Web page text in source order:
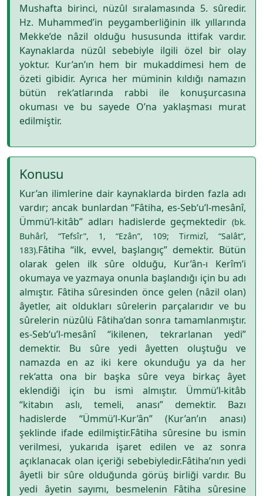
Mushafta birinci, nüzûl sıralamasında 5. sûredir.
Hz. Muhammed’in peygamberliğinin ilk yıllarında
Mekke’de nâzil olduğu hususunda ittifak vardır.
Kaynaklarda nüzûl sebebiyle ilgili özel bir olay
yoktur. Kur’an’ın hem bir mukaddimesi hem de
özeti gibidir. Ayrıca her müminin kıldığı namazın
bütün rek‘atlarında rabbi ile konuşurcasına
okuması ve bu sayede O’na yaklaşması murat
edilmiştir.
Konusu
Kur’an ilimlerine dair kaynaklarda birden fazla adı
vardır; ancak bunlardan “Fâtiha, es-Seb‘u’l-mesânî,
Ümmü’l-kitâb” adları hadislerde geçmektedir (bk.
Buhârî, “Tefsîr”, 1, “Ezân”, 109; Tirmizî, “Salât”,
183).Fâtiha “ilk, evvel, başlangıç” demektir. Bütün
olarak gelen ilk sûre olduğu, Kur’ân-ı Kerîm’i
okumaya ve yazmaya onunla başlandığı için bu adı
almıştır. Fâtiha sûresinden önce gelen (nâzil olan)
âyetler, ait oldukları sûrelerin parçalarıdır ve bu
sûrelerin nüzûlü Fâtiha’dan sonra tamamlanmıştır.
es-Seb‘u’l-mesânî “ikilenen, tekrarlanan yedi”
demektir. Bu sûre yedi âyetten oluştuğu ve
namazda en az iki kere okunduğu ya da her
rek‘atta ona bir başka sûre veya birkaç âyet
eklendiği için bu ismi almıştır. Ümmü’l-kitâb
“kitabın aslı, temeli, anası” demektir. Bazı
hadislerde “Ümmü’l-Kur’ân” (Kur’an’ın anası)
şeklinde ifade edilmiştir.Fâtiha sûresine bu ismin
verilmesi, yukarıda işaret edilen ve az sonra
açıklanacak olan içeriği sebebiyledir.Fâtiha’nın yedi
âyetli bir sûre olduğunda görüş birliği vardır. Bu
yedi âyetin sayımı, besmelenin Fâtiha sûresine